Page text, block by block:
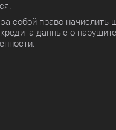
собой право начислить
данные о